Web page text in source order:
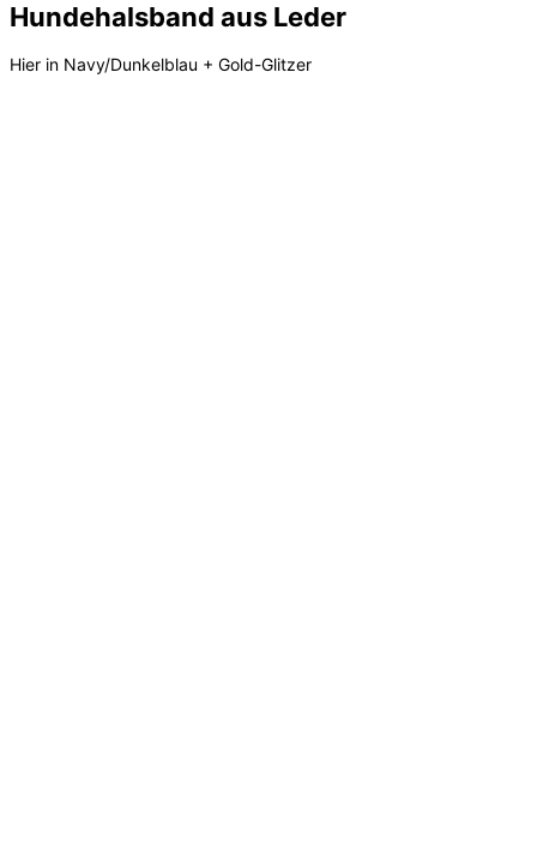
Hundehalsband aus Leder
Hier in Navy/Dunkelblau + Gold-Glitzer